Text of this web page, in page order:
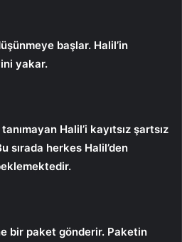
başlar. Halil’in
yakar.
Halil’i kayıtsız şartsız
sırada herkes Halil’den
bir paket gönderir. Paketin